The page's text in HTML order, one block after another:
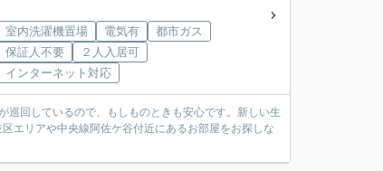
室内洗濯機置場 電気有
都市ガス
保証人不要
２人入居可
インターネット対応
回しているので、もしものときも安心です。新しい生
エリアや中央線阿佐ケ谷付近にあるお部屋をお探しな